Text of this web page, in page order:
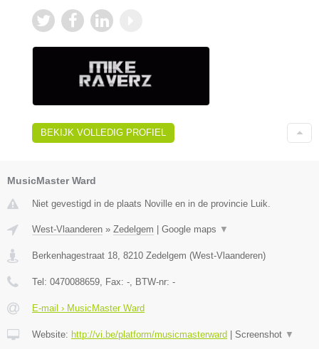
BEKIJK VOLLEDIG PROFIEL
MusicMaster Ward
Niet gevestigd in de plaats Noville en in de provincie Luik.
West-Vlaanderen » Zedelgem Google maps ▼
Berkenhagestraat 18 8210 Zedelgem (West-Vlaanderen)
Tel: 0470088659 , Fax: - , BTW-nr: -
E-mail › MusicMaster Ward
Website: http://vi.be/platform/musicmasterward Screenshot ▼